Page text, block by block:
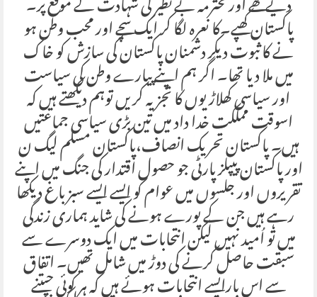
پاکستان کھپے۔کا نعرہ لگا کر ایک سچے اور محب وطن ہو
نے کا ثبوت دیکر دشمنان پاکستان کی سازش کو خاک
میں ملا دیا تھا۔ اگر ہم اپنے پیارے وطن کی سیاست
اور سیاسی کھلاڑیوں کا تجزیہ کریں توہم دیکھتے ہیں کہ
اسوقت مملکت خدا داد میں تین بڑی سیاسی جماعتیں
ہیں۔ پاکستان تحریک انصاف،پاکستان مسلم لیگ ن
اور پاکستان پیپلز پارٹی جو حصول اقتدار کی جنگ میں اپنے
تقریروں اور جلسوں میں عوام کو ایسے ایسے سبز باغ دیکھا
رہے ہیں جن کے پورے ہونے کی شاید ہماری زندگی
میں تو اُمید نہیں لیکن انتحابات میں ایک دوسرے سے
سبقت حاصل کرنے کی دوڑ میں شامل تھیں۔ اتفاق